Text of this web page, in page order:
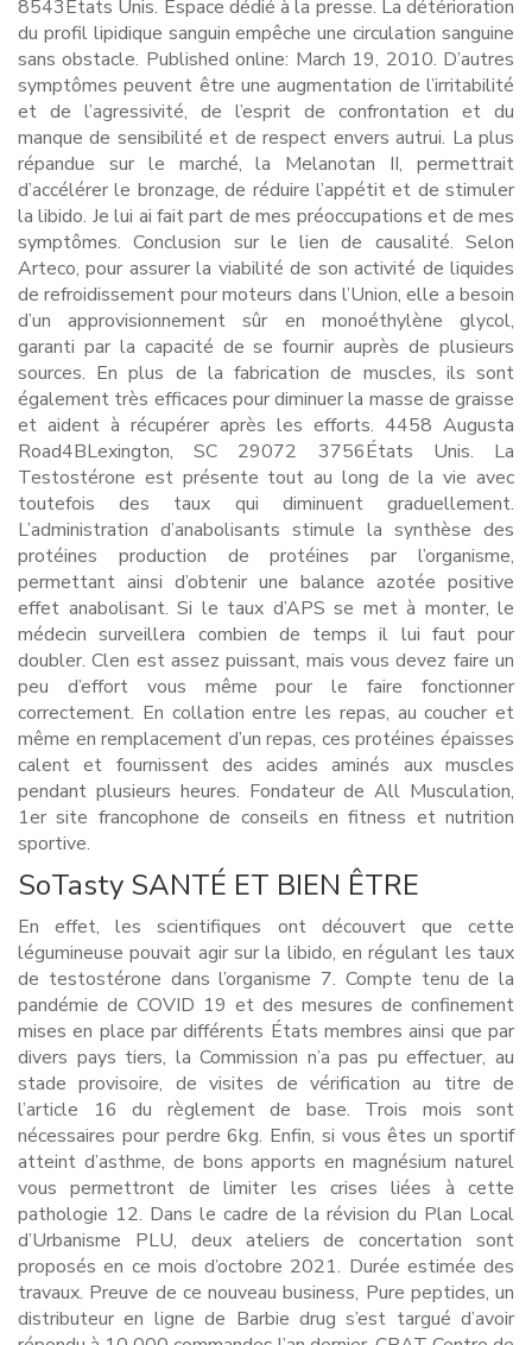
8543États Unis. Espace dédié à la presse. La détérioration
du profil lipidique sanguin empêche une circulation sanguine
sans obstacle. Published online: March 19, 2010. D’autres
symptômes peuvent être une augmentation de l’irritabilité
et de l’agressivité, de l’esprit de confrontation et du
manque de sensibilité et de respect envers autrui. La plus
répandue sur le marché, la Melanotan II, permettrait
d’accélérer le bronzage, de réduire l’appétit et de stimuler
la libido. Je lui ai fait part de mes préoccupations et de mes
symptômes. Conclusion sur le lien de causalité. Selon
Arteco, pour assurer la viabilité de son activité de liquides
de refroidissement pour moteurs dans l’Union, elle a besoin
d’un approvisionnement sûr en monoéthylène glycol,
garanti par la capacité de se fournir auprès de plusieurs
sources. En plus de la fabrication de muscles, ils sont
également très efficaces pour diminuer la masse de graisse
et aident à récupérer après les efforts. 4458 Augusta
Road4BLexington, SC 29072 3756États Unis. La
Testostérone est présente tout au long de la vie avec
toutefois des taux qui diminuent graduellement.
L’administration d’anabolisants stimule la synthèse des
protéines production de protéines par l’organisme,
permettant ainsi d’obtenir une balance azotée positive
effet anabolisant. Si le taux d’APS se met à monter, le
médecin surveillera combien de temps il lui faut pour
doubler. Clen est assez puissant, mais vous devez faire un
peu d’effort vous même pour le faire fonctionner
correctement. En collation entre les repas, au coucher et
même en remplacement d’un repas, ces protéines épaisses
calent et fournissent des acides aminés aux muscles
pendant plusieurs heures. Fondateur de All Musculation,
1er site francophone de conseils en fitness et nutrition
sportive.
SoTasty SANTÉ ET BIEN ÊTRE
En effet, les scientifiques ont découvert que cette
légumineuse pouvait agir sur la libido, en régulant les taux
de testostérone dans l’organisme 7. Compte tenu de la
pandémie de COVID 19 et des mesures de confinement
mises en place par différents États membres ainsi que par
divers pays tiers, la Commission n’a pas pu effectuer, au
stade provisoire, de visites de vérification au titre de
l’article 16 du règlement de base. Trois mois sont
nécessaires pour perdre 6kg. Enfin, si vous êtes un sportif
atteint d’asthme, de bons apports en magnésium naturel
vous permettront de limiter les crises liées à cette
pathologie 12. Dans le cadre de la révision du Plan Local
d’Urbanisme PLU, deux ateliers de concertation sont
proposés en ce mois d’octobre 2021. Durée estimée des
travaux. Preuve de ce nouveau business, Pure peptides, un
distributeur en ligne de Barbie drug s’est targué d’avoir